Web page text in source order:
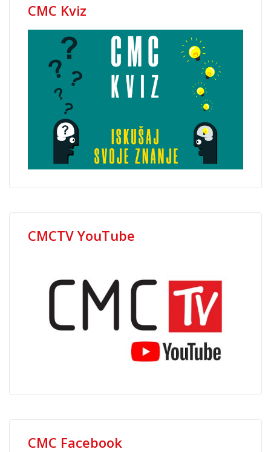
CMC Kviz
CMCTV YouTube
CMC Facebook